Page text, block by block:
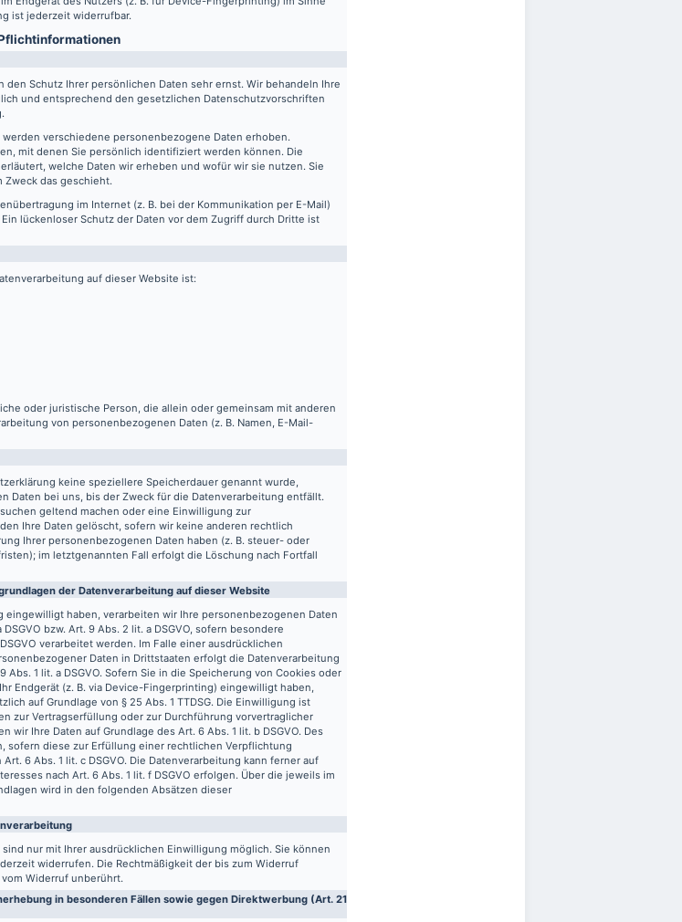
ist jederzeit widerrufbar.
den Schutz Ihrer persönlichen Daten sehr ernst. Wir behandeln Ihre
und entsprechend den gesetzlichen Datenschutzvorschriften
verschiedene personenbezogene Daten erhoben.
mit denen Sie persönlich identifiziert werden können. Die
welche Daten wir erheben und wofür wir sie nutzen. Sie
Zweck das geschieht.
im Internet (z. B. bei der Kommunikation per E-Mail)
lückenloser Schutz der Daten vor dem Zugriff durch Dritte ist
auf dieser Website ist:
oder juristische Person, die allein oder gemeinsam mit anderen
von personenbezogenen Daten (z. B. Namen, E-Mail-
keine speziellere Speicherdauer genannt wurde,
Daten bei uns, bis der Zweck für die Datenverarbeitung entfällt.
geltend machen oder eine Einwilligung zur
Ihre Daten gelöscht, sofern wir keine anderen rechtlich
Ihrer personenbezogenen Daten haben (z. B. steuer- oder
im letztgenannten Fall erfolgt die Löschung nach Fortfall
der Datenverarbeitung auf dieser Website
eingewilligt haben, verarbeiten wir Ihre personenbezogenen Daten
bzw. Art. 9 Abs. 2 lit. a DSGVO, sofern besondere
verarbeitet werden. Im Falle einer ausdrücklichen
Daten in Drittstaaten erfolgt die Datenverarbeitung
Abs. 1 lit. a DSGVO. Sofern Sie in die Speicherung von Cookies oder
Endgerät (z. B. via Device-Fingerprinting) eingewilligt haben,
auf Grundlage von § 25 Abs. 1 TTDSG. Die Einwilligung ist
zur Vertragserfüllung oder zur Durchführung vorvertraglicher
wir Ihre Daten auf Grundlage des Art. 6 Abs. 1 lit. b DSGVO. Des
sofern diese zur Erfüllung einer rechtlichen Verpflichtung
6 Abs. 1 lit. c DSGVO. Die Datenverarbeitung kann ferner auf
nach Art. 6 Abs. 1 lit. f DSGVO erfolgen. Über die jeweils im
wird in den folgenden Absätzen dieser
nur mit Ihrer ausdrücklichen Einwilligung möglich. Sie können
widerrufen. Die Rechtmäßigkeit der bis zum Widerruf
Widerruf unberührt.
in besonderen Fällen sowie gegen Direktwerbung (Art. 21